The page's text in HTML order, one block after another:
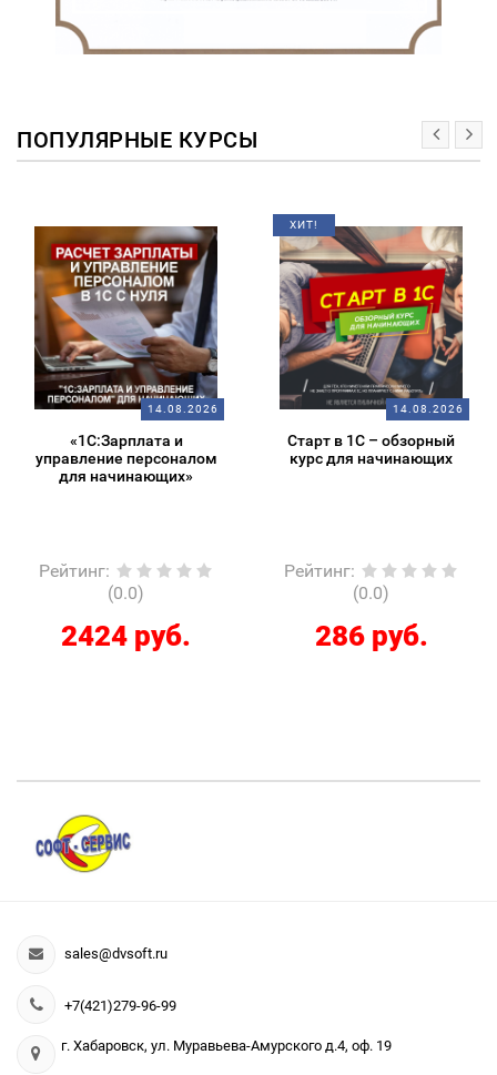
ПОПУЛЯРНЫЕ КУРСЫ
14.08.2026
«1С:Зарплата и
управление персоналом
для начинающих»
Рейтинг:
(0.0)
2424 руб.
ХИТ!
14.08.2026
Старт в 1С – обзорный
курс для начинающих
Рейтинг:
(0.0)
286 руб.
sales@dvsoft.ru
+7(421)279-96-99
г. Хабаровск, ул. Муравьева-Амурского д.4, оф. 19